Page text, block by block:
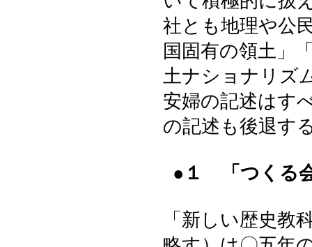
社とも地理や公
国固有の領土」
土ナショナリズ
安婦の記述はす
の記述も後退す
●１ 「つくる
「新しい歴史教